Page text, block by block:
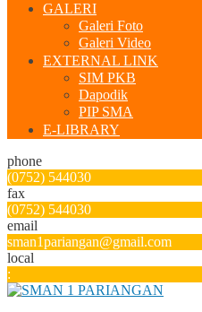
GALERI
Galeri Foto
Galeri Video
EXTERNAL LINK
SIM PKB
Dapodik
PIP SMA
E-LIBRARY
phone
(0752) 544030
fax
(0752) 544030
email
sman1pariangan@gmail.com
local
: